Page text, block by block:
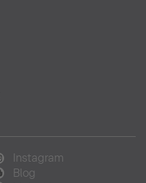
Instagram
Blog